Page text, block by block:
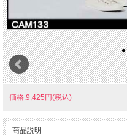
価格:9,425円(税込)
商品説明